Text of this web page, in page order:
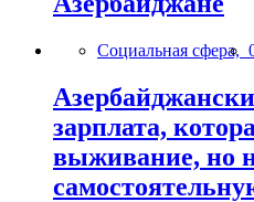
Социальная сфера,
зарплата,
выживание, но